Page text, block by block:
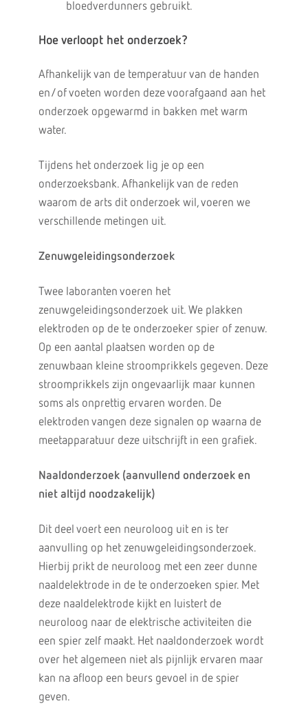
bloedverdunners gebruikt.
Hoe verloopt het onderzoek?
Afhankelijk van de temperatuur van de handen
en/of voeten worden deze voorafgaand aan het
onderzoek opgewarmd in bakken met warm
water.
Tijdens het onderzoek lig je op een
onderzoeksbank. Afhankelijk van de reden
waarom de arts dit onderzoek wil, voeren we
verschillende metingen uit.
Zenuwgeleidingsonderzoek
Twee laboranten voeren het
zenuwgeleidingsonderzoek uit. We plakken
elektroden op de te onderzoeker spier of zenuw.
Op een aantal plaatsen worden op de
zenuwbaan kleine stroomprikkels gegeven. Deze
stroomprikkels zijn ongevaarlijk maar kunnen
soms als onprettig ervaren worden. De
elektroden vangen deze signalen op waarna de
meetapparatuur deze uitschrijft in een grafiek.
Naaldonderzoek (aanvullend onderzoek en
niet altijd noodzakelijk)
Dit deel voert een neuroloog uit en is ter
aanvulling op het zenuwgeleidingsonderzoek.
Hierbij prikt de neuroloog met een zeer dunne
naaldelektrode in de te onderzoeken spier. Met
deze naaldelektrode kijkt en luistert de
neuroloog naar de elektrische activiteiten die
een spier zelf maakt. Het naaldonderzoek wordt
over het algemeen niet als pijnlijk ervaren maar
kan na afloop een beurs gevoel in de spier
geven.